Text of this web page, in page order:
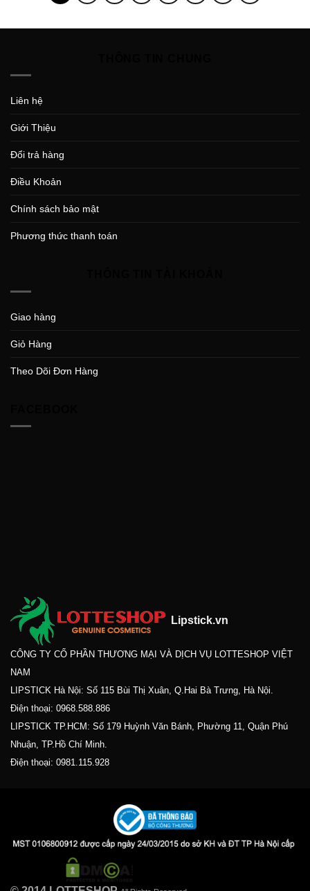
Liên hệ
Giới Thiệu
Đổi trả hàng
Điều Khoản
Chính sách bảo mật
Phương thức thanh toán
Giao hàng
Giỏ Hàng
Theo Dõi Đơn Hàng
Lipstick.vn
CÔNG TY CỔ PHẦN THƯƠNG MẠI VÀ DỊCH VỤ LOTTESHOP VIỆT
NAM
LIPSTICK Hà Nội: Số 115 Bùi Thị Xuân, Q.Hai Bà Trưng, Hà Nội.
Điện thoại: 0968.588.886
LIPSTICK TP.HCM: Số 179 Huỳnh Văn Bánh, Phường 11, Quận Phú
Nhuận, TP.Hồ Chí Minh.
Điện thoại: 0981.115.928